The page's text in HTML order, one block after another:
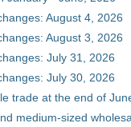
August 4, 2026
August 3, 2026
July 31, 2026
July 30, 2026
trade at the end of
medium-sized